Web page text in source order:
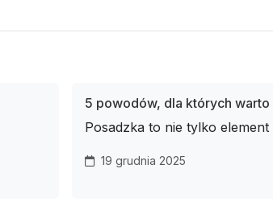
5 powodów, dla których
Posadzka to nie tylko
19 grudnia 2025